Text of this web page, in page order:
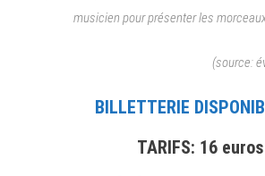
musicien pour présenter les
(source:
BILLETTERIE
TARIFS: 16 euros